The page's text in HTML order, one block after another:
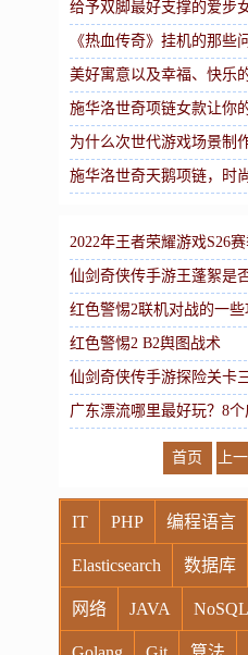
《热血传奇》挂机的那些
施华洛世奇项链女款让你
为什么次世代游戏场景制
施华洛世奇天鹅项链，时
仙剑奇侠传手游王蓬絮是
红色警惕2联机对战的一
红色警惕2 B2舆图战术
仙剑奇侠传手游探险关卡
广东漂流哪里最好玩？8
首页 上
IT PHP 编程语言
Elasticsearch 数据库
网络 JAVA NoSQL